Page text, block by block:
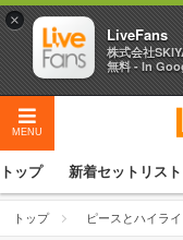
MENU
トップ 新着セットリスト
トップ ピースとハイライ
×
LiveFans
株式会社
無料 - In